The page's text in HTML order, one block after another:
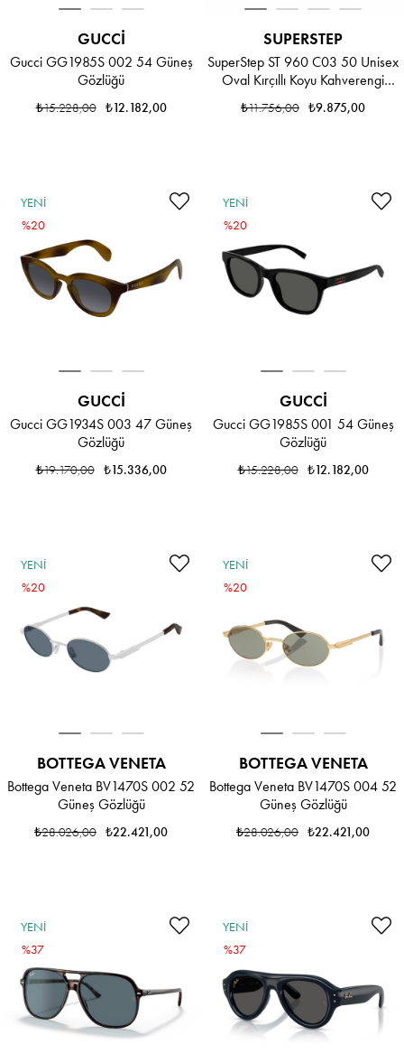
GUCCI
Gucci GG1985S 002 54 Güneş
Gözlüğü
₺12.182,00
₺15.228,00
SUPERSTEP
SuperStep ST 960 C03 50 Unisex
Oval Kırçıllı Koyu Kahverengi
₺9.875,00
₺11.756,00
GUCCI
Gucci GG1934S 003 47 Güneş
Gözlüğü
₺15.336,00
₺19.170,00
%20
YENI
ÜRÜN
GUCCI
Gucci GG1985S 001 54 Güneş
Gözlüğü
₺12.182,00
₺15.228,00
%20
YENI
ÜRÜN
BOTTEGA VENETA
Bottega Veneta BV1470S 002 52
Güneş Gözlüğü
₺22.421,00
₺28.026,00
%20
YENI
ÜRÜN
BOTTEGA VENETA
Bottega Veneta BV1470S 004 52
Güneş Gözlüğü
₺22.421,00
₺28.026,00
%20
YENI
ÜRÜN
%37
YENI
ÜRÜN
%37
YENI
ÜRÜN